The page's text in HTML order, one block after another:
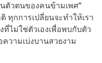
ตัวตนของคนข้ามเพศ”
ทุกการเปลี่ยนจะทำให้เรา
ไม่ใช่ตัวเองเพื่อพบกับตัว
วามเบ่งบานสวยงาม